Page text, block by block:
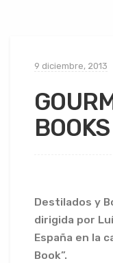
9 diciembre, 2013
Destilados y
dirigida por
España en la
Book”.